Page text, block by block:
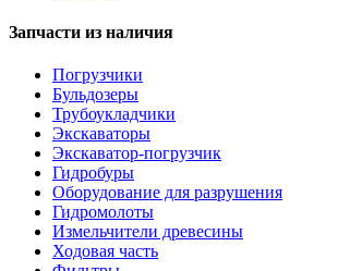
Запчасти из наличия
Погрузчики
Бульдозеры
Трубоукладчики
Экскаваторы
Экскаватор-погрузчик
Гидробуры
Оборудование для разрушения
Гидромолоты
Измельчители древесины
Ходовая часть